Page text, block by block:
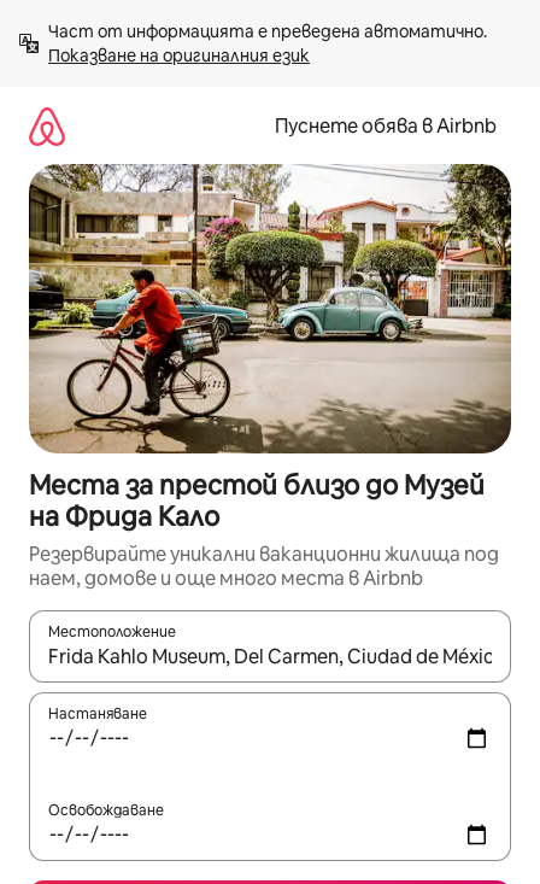
към
съдържанието
Показване на оригиналния език
Пуснете обява в Airbnb
Места за престой близо до Музей
на Фрида Кало
Резервирайте уникални ваканционни жилища под
наем, домове и още много места в Airbnb
Местоположение
Когато резултатите се покажат, използвайте
Настаняване
Освобождаване